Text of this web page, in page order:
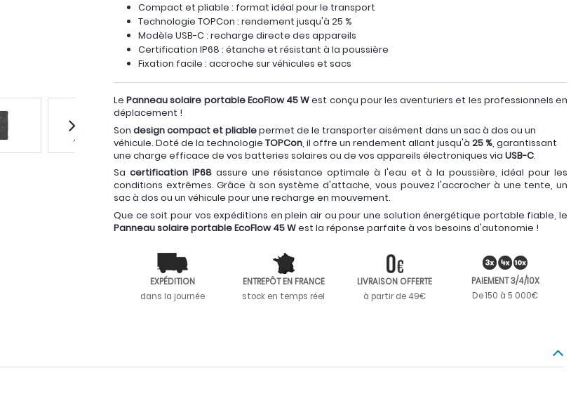
Compact et pliable : format idéal pour le transport
Technologie TOPCon : rendement jusqu'à 25 %
Modèle USB-C : recharge directe des appareils
Certification IP68 : étanche et résistant à la poussière
Fixation facile : accroche sur véhicules et sacs
LePanneau solaire portable EcoFlow 45 West conçu pour les aventuriers et les professionnels en
déplacement !
Son design compact et pliablepermet de le transporter aisément dans un sac à dos ou un
véhicule. Doté de la technologie TOPCon , il offre un rendement allant jusqu'à 25 % , garantissant
une charge efficace de vos batteries solaires ou de vos appareils électroniques via USB-C.
Sa certification IP68 assure une résistance optimale à l'eau et à la poussière, idéal pour les
conditions extrêmes. Grâce à son système d'attache, vous pouvez l'accrocher à une tente, un
sac à dos ou un véhicule pour une recharge en mouvement.
Que ce soit pour vos expéditions en plein air ou pour une solution énergétique portable fiable, le
Panneau solaire portable EcoFlow 45 West la réponse parfaite à vos besoins d'autonomie !
EXPÉDITION
dans la journée
ENTREPÔT EN FRANCE
stock en temps réel
LIVRAISON OFFERTE
à partir de 49€
PAIEMENT 3/4/10X
De 150 à 5 000€